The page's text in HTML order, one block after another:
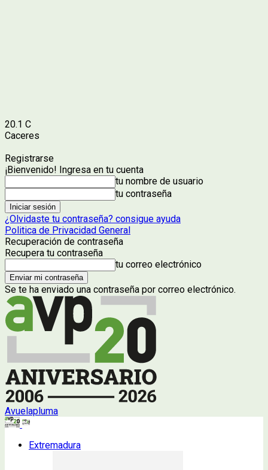
20.1 C
Caceres
Registrarse
¡Bienvenido! Ingresa en tu cuenta
tu nombre de usuario
tu contraseña
¿Olvidaste tu contraseña? consigue ayuda
Politica de Privacidad General
Recuperación de contraseña
Recupera tu contraseña
tu correo electrónico
Se te ha enviado una contraseña por correo electrónico.
Avuelapluma
Extremadura